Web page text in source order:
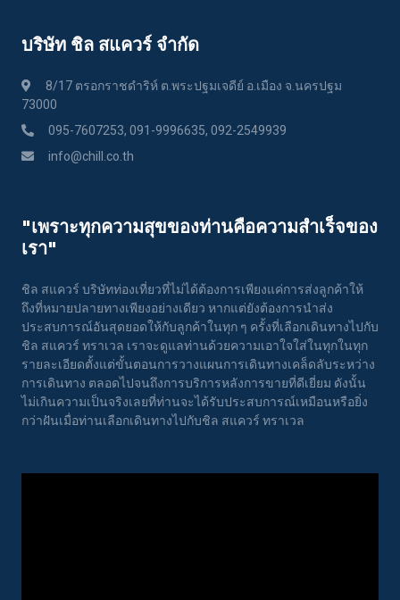
บริษัท ชิล สแควร์ จำกัด
8/17 ตรอกราชดำริห์ ต.พระปฐมเจดีย์ อ.เมือง จ.นครปฐม
73000
095-7607253, 091-9996635, 092-2549939
info@chill.co.th
"เพราะทุกความสุขของท่านคือความสําเร็จของ
เรา"
ชิล สแควร์ บริษัทท่องเที่ยวที่ไม่ได้ต้องการเพียงแค่การส่งลูกค้าให้
ถึงที่หมายปลายทางเพียงอย่างเดียว หากแต่ยังต้องการนำส่ง
ประสบการณ์อันสุดยอดให้กับลูกค้าในทุก ๆ ครั้งที่เลือกเดินทางไปกับ
ชิล สแควร์ ทราเวล เราจะดูแลท่านด้วยความเอาใจใส่ในทุกในทุก
รายละเอียดตั้งแต่ขั้นตอนการวางแผนการเดินทางเคล็ดลับระหว่าง
การเดินทาง ตลอดไปจนถึงการบริการหลังการขายที่ดีเยี่ยม ดังนั้น
ไม่เกินความเป็นจริงเลยที่ท่านจะได้รับประสบการณ์เหมือนหรือยิ่ง
กว่าฝันเมื่อท่านเลือกเดินทางไปกับชิล สแควร์ ทราเวล